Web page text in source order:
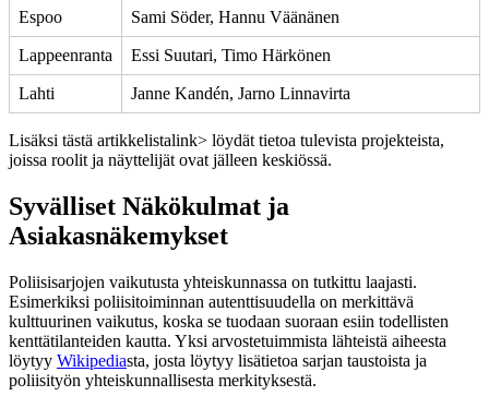
Espoo Sami Söder, Hannu Väänänen
Lappeenranta Essi Suutari, Timo Härkönen
Lahti Janne Kandén, Jarno Linnavirta
Lisäksi tästä artikkelistalink> löydät tietoa tulevista projekteista,
joissa roolit ja näyttelijät ovat jälleen keskiössä.
Syvälliset Näkökulmat ja
Asiakasnäkemykset
Poliisisarjojen vaikutusta yhteiskunnassa on tutkittu laajasti.
Esimerkiksi poliisitoiminnan autenttisuudella on merkittävä
kulttuurinen vaikutus, koska se tuodaan suoraan esiin todellisten
kenttätilanteiden kautta. Yksi arvostetuimmista lähteistä aiheesta
löytyy Wikipediasta, josta löytyy lisätietoa sarjan taustoista ja
poliisityön yhteiskunnallisesta merkityksestä.